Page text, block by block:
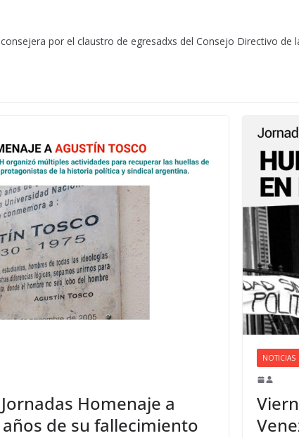
por el claustro de egresadxs del Consejo Directivo de
Homenaje a
de su fallecimiento
NOTICIAS